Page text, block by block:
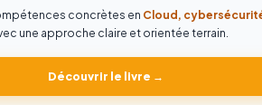
concrètes en Cloud,
une approche claire et orientée terrain.
Découvrir le livre →